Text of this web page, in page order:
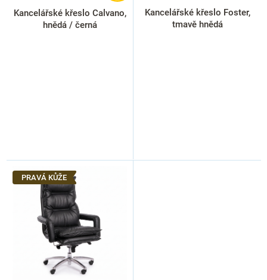
Kancelářské křeslo Calvano,
hnědá / černá
Kancelářské křeslo Foster,
tmavě hnědá
PRAVÁ KŮŽE